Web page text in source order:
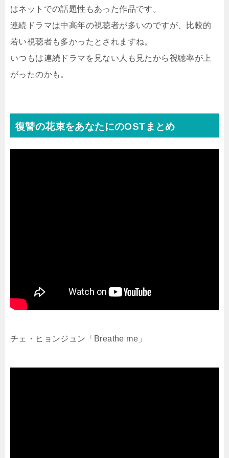
はネットでの話題性もあった作品です。
連続ドラマは中高年の視聴者が多いのですが、比較的
若い視聴者も多かったとされますね。
いつもは連続ドラマを見ない人も見たから視聴率が上
がったのかも。
復讐の花束をあなたにのOSTまとめ
チェ・ヒョンジュン「Breathe me」